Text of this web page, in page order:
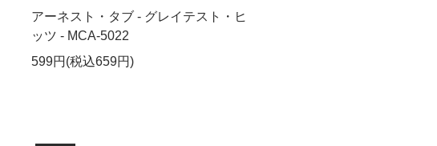
アーネスト・タブ - グレイテスト・ヒ
ッツ - MCA-5022
599円(税込659円)